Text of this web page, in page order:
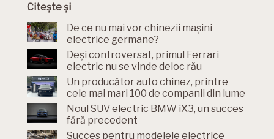
Citește și
De ce nu mai vor chinezii mașini
electrice germane?
Deși controversat, primul Ferrari
electric nu se vinde deloc rău
Un producător auto chinez, printre
cele mai mari 100 de companii din lume
Noul SUV electric BMW iX3, un succes
fără precedent
Succes pentru modelele electrice